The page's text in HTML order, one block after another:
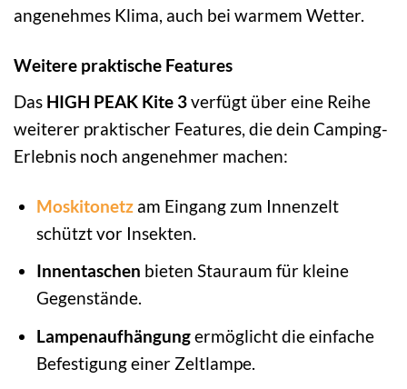
angenehmes Klima, auch bei warmem Wetter.
Weitere praktische Features
Das HIGH PEAK Kite 3verfügt über eine Reihe
weiterer praktischer Features, die dein Camping-
Erlebnis noch angenehmer machen:
Moskitonetzam Eingang zum Innenzelt
schützt vor Insekten.
Innentaschen bieten Stauraum für kleine
Gegenstände.
Lampenaufhängungermöglicht die einfache
Befestigung einer Zeltlampe.